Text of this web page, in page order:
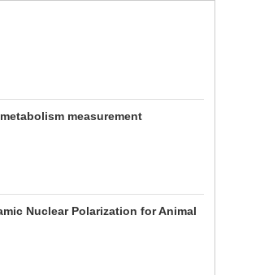
measurement
Nuclear Polarization for Animal